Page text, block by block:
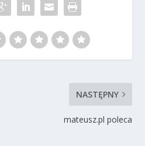
NASTĘPNY
mateusz.pl poleca